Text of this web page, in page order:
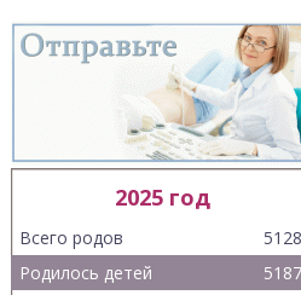
2025 год
Всего родов
5128
Родилось детей
5187